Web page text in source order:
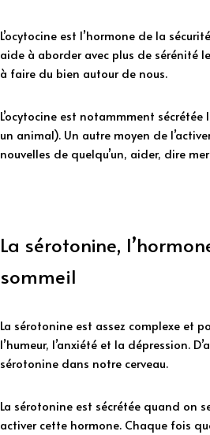
L’ocytocine est l’hormone de la
aide à aborder avec plus de sérénité
à faire du bien autour de nous.
L’ocytocine est notammment
un animal). Un autre moyen de
nouvelles de quelqu’un, aider, dire
La sérotonine,
sommeil
La sérotonine est assez complexe et
l’humeur, l’anxiété et la dépression.
sérotonine dans notre cerveau.
La sérotonine est sécrétée quand on
activer cette hormone. Chaque fois